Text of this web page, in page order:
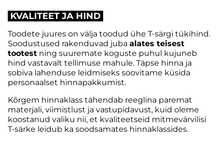
KVALITEET JA HIND
Toodete juures on välja toodud ühe T-särgi tükihind.
Soodustused rakenduvad juba alates teisest
tootest ning suuremate koguste puhul kujuneb
hind vastavalt tellimuse mahule. Täpse hinna ja
sobiva lahenduse leidmiseks soovitame küsida
personaalset hinnapakkumist.
Kõrgem hinnaklass tähendab reeglina paremat
materjali, viimistlust ja vastupidavust, kuid oleme
koostanud valiku nii, et kvaliteetseid mitmevärvilisi
T-särke leidub ka soodsamates hinnaklassides.